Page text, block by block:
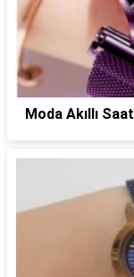
Moda Akıllı Saat